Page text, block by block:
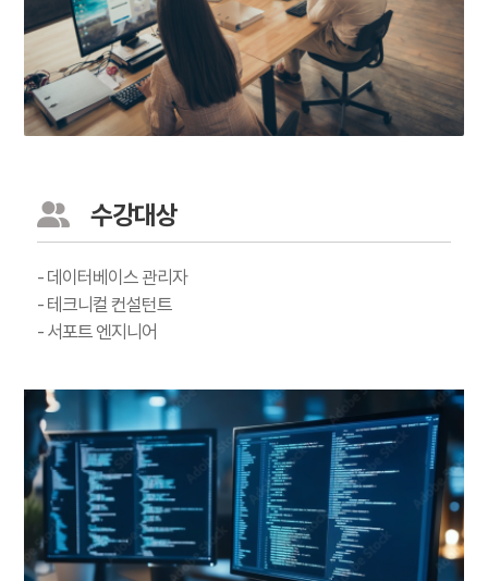
수강대상
- 데이터베이스 관리자
- 테크니컬 컨설턴트
- 서포트 엔지니어